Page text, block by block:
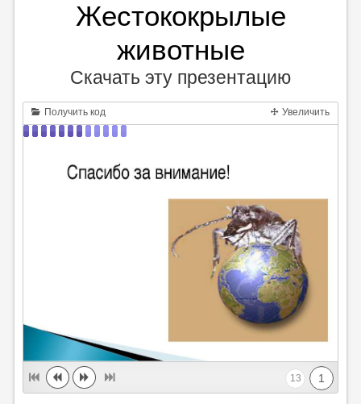
Жестококрылые
животные
Скачать эту презентацию
Получить код Увеличить
1
13